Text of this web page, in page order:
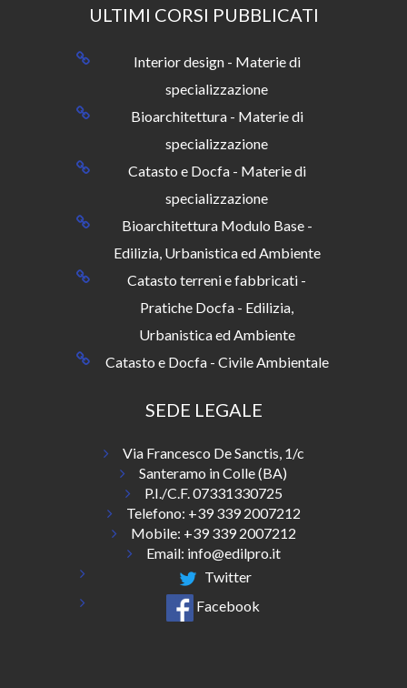
ULTIMI CORSI PUBBLICATI
Interior design - Materie di
specializzazione
Bioarchitettura - Materie di
specializzazione
Catasto e Docfa - Materie di
specializzazione
Bioarchitettura Modulo Base -
Edilizia, Urbanistica ed Ambiente
Catasto terreni e fabbricati -
Pratiche Docfa - Edilizia,
Urbanistica ed Ambiente
Catasto e Docfa - Civile Ambientale
SEDE LEGALE
Via Francesco De Sanctis, 1/c
Santeramo in Colle (BA)
P.I./C.F. 07331330725
Telefono: +39 339 2007212
Mobile: +39 339 2007212
Email: info@edilpro.it
Twitter
Facebook